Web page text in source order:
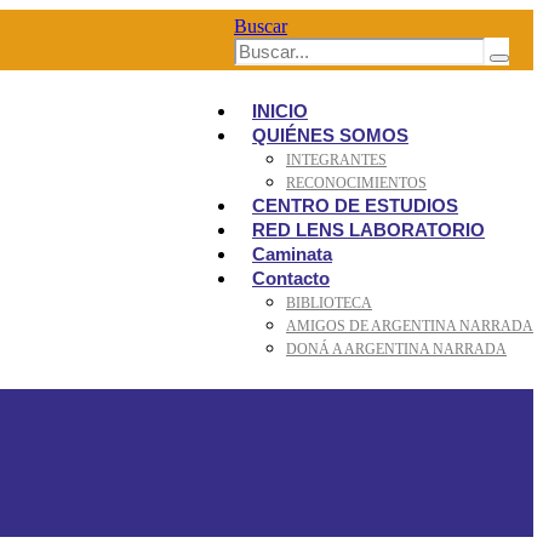
Buscar
INICIO
QUIÉNES SOMOS
INTEGRANTES
RECONOCIMIENTOS
CENTRO DE ESTUDIOS
RED LENS LABORATORIO
Caminata
Contacto
BIBLIOTECA
AMIGOS DE ARGENTINA NARRADA
DONÁ A ARGENTINA NARRADA